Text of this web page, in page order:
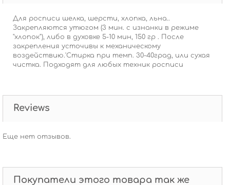
Для росписи шелка, шерсти, хлопка, льна..
Закрепляются утюгом (3 мин. с изнанки в режиме
"хлопок"), либо в духовке 5-10 мин, 150 гр . После
закрепления усточивы к механическому
воздействию.'Стирка при темп. 30-40град, или сухая
чистка. Подходят для любых техник росписи
Reviews
Еще нет отзывов.
Покупатели этого товара так же